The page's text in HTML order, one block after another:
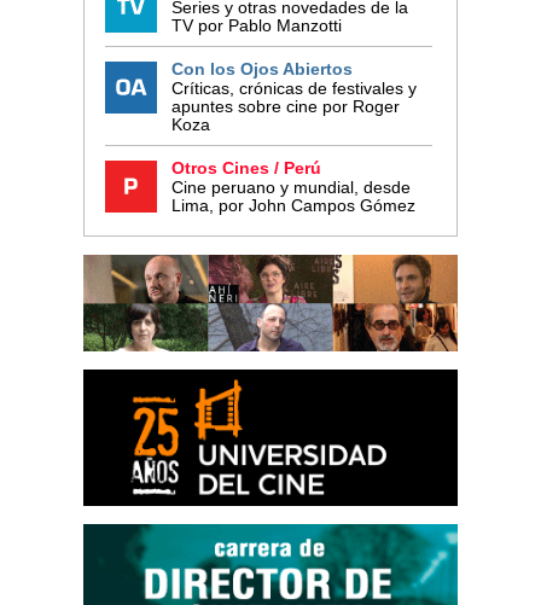
Series y otras novedades de la
TV por Pablo Manzotti
Con los Ojos Abiertos
Críticas, crónicas de festivales y
apuntes sobre cine por Roger
Koza
Otros Cines / Perú
Cine peruano y mundial, desde
Lima, por John Campos Gómez